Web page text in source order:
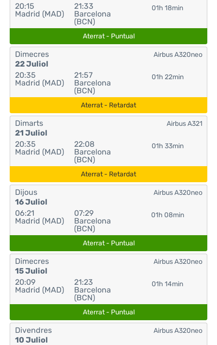
20:15
Madrid (MAD)
21:33
Barcelona
(BCN)
01h 18min
Aterrat - Puntual
Dimecres
22 Juliol
20:35
Madrid (MAD)
21:57
Barcelona
(BCN)
01h 22min
Airbus A320neo
Aterrat - Retardat
Dimarts
21 Juliol
20:35
Madrid (MAD)
22:08
Barcelona
(BCN)
01h 33min
Airbus A321
Aterrat - Retardat
Dijous
16 Juliol
06:21
Madrid (MAD)
07:29
Barcelona
(BCN)
01h 08min
Airbus A320neo
Aterrat - Puntual
Dimecres
15 Juliol
20:09
Madrid (MAD)
21:23
Barcelona
(BCN)
01h 14min
Airbus A320neo
Aterrat - Puntual
Divendres
10 Juliol
Airbus A320neo